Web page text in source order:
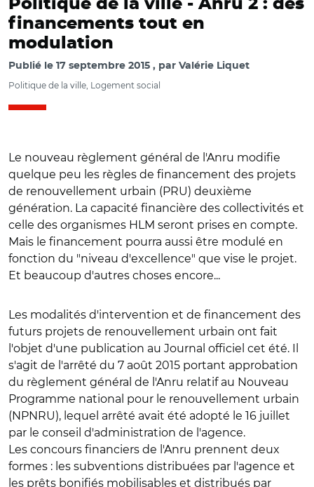
Politique de la ville -Anru 2 : des
financements tout en
modulation
Publié le 17 septembre 2015 par Valérie Liquet
Politique de la ville, Logement social
Le nouveau règlement général de l'Anru modifie
quelque peu les règles de financement des projets
de renouvellement urbain (PRU) deuxième
génération. La capacité financière des collectivités et
celle des organismes HLM seront prises en compte.
Mais le financement pourra aussi être modulé en
fonction du "niveau d'excellence" que vise le projet.
Et beaucoup d'autres choses encore...
Les modalités d'intervention et de financement des
futurs projets de renouvellement urbain ont fait
l'objet d'une publication au Journal officiel cet été. Il
s'agit de l'arrêté du 7 août 2015 portant approbation
du règlement général de l'Anru relatif au Nouveau
Programme national pour le renouvellement urbain
(NPNRU), lequel arrêté avait été adopté le 16 juillet
par le conseil d'administration de l'agence.
Les concours financiers de l'Anru prennent deux
formes : les subventions distribuées par l'agence et
les prêts bonifiés mobilisables et distribués par